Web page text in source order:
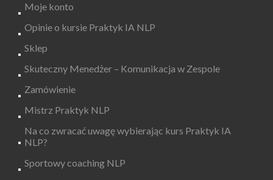
Moje konto
Opinie o kursie Praktyk IA NLP
Sklep
Skuteczny Menedżer – Komunikacja w Zespole
Zamówienie
Mistrz Praktyk NLP
Na co zwracać uwagę wybierając kurs Praktyk IA
NLP?
Sportowy coaching NLP